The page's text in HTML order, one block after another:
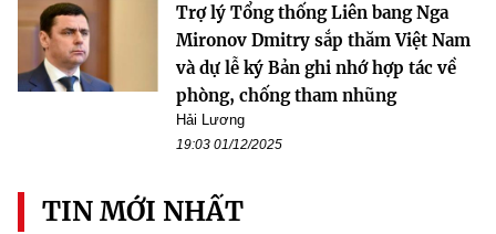
Trợ lý Tổng thống Liên bang Nga
Mironov Dmitry sắp thăm Việt Nam
và dự lễ ký Bản ghi nhớ hợp tác về
phòng, chống tham nhũng
Hải Lương
19:03 01/12/2025
TIN MỚI NHẤT